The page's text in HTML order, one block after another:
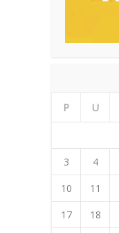
P U
3
4
10
11
17
18